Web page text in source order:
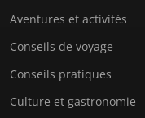
Aventures et activités
Conseils de voyage
Conseils pratiques
Culture et gastronomie